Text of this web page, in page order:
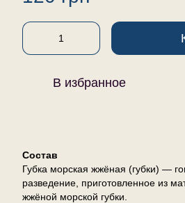
В избранное
Состав
Губка морская жжёная (губки) —
разведение, приготовленное из
жжёной морской губки.